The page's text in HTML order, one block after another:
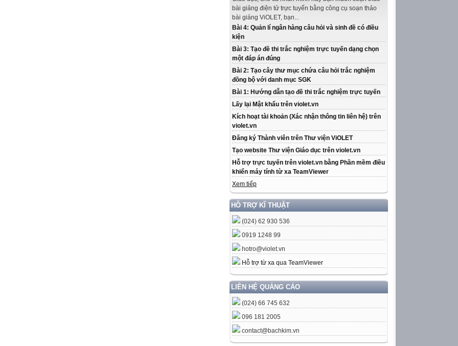
bài giảng điện tử trực tuyến bằng công cụ soạn thảo
bài giảng ViOLET, bạn...
Bài 4: Quản lí ngân hàng câu hỏi và sinh đề có điều
kiện
Bài 3: Tạo đề thi trắc nghiệm trực tuyến dạng chọn
một đáp án đúng
Bài 2: Tạo cây thư mục chứa câu hỏi trắc nghiệm
đồng bộ với danh mục SGK
Bài 1: Hướng dẫn tạo đề thi trắc nghiệm trực tuyến
Lấy lại Mật khẩu trên violet.vn
Kích hoạt tài khoản (Xác nhận thông tin liên hệ) trên
violet.vn
Đăng ký Thành viên trên Thư viện ViOLET
Tạo website Thư viện Giáo dục trên violet.vn
Hỗ trợ trực tuyến trên violet.vn bằng Phần mềm điều
khiển máy tính từ xa TeamViewer
Xem tiếp
HỖ TRỢ KĨ THUẬT
(024) 62 930 536
0919 1248 99
hotro@violet.vn
Hỗ trợ từ xa qua TeamViewer
LIÊN HỆ QUẢNG CÁO
(024) 66 745 632
096 181 2005
contact@bachkim.vn